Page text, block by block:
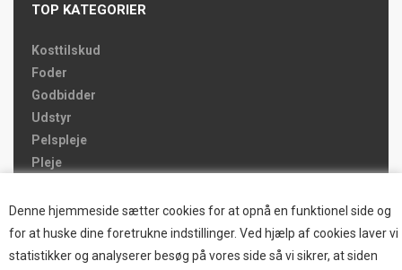
Denne hjemmeside sætter cookies for at opnå en funktionel side og
for at huske dine foretrukne indstillinger. Ved hjælp af cookies laver vi
statistikker og analyserer besøg på vores side så vi sikrer, at siden
TOP KATEGORIER
Kosttilskud
Foder
Godbidder
Udstyr
Pelspleje
Pleje
Brands
TOP BRANDS